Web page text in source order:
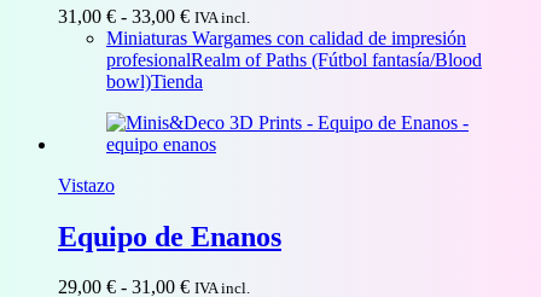
31,00 € - 33,00 €Rango
de
precios:
desde
hasta
33,00 €
IVA incl.
Miniaturas Wargames con calidad de impresión
profesionalRealm of Paths (Fútbol fantasía/Blood
bowl)Tienda
Vistazo
Equipo de Enanos
29,00 € - 31,00 €Rango
IVA incl.